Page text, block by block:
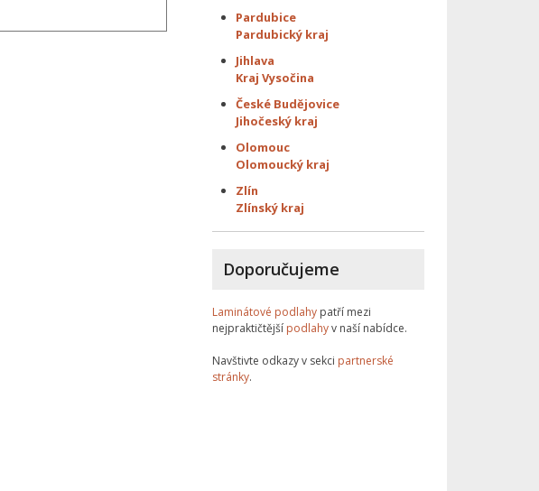
Pardubice
Pardubický kraj
Jihlava
Kraj Vysočina
České Budějovice
Jihočeský kraj
Olomouc
Olomoucký kraj
Zlín
Zlínský kraj
Doporučujeme
Laminátové podlahy patří mezi
nejpraktičtější podlahyv naší nabídce.
Navštivte odkazy v sekci partnerské
stránky.